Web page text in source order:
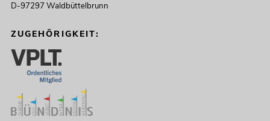
D-97297 Waldbüttelbrunn
ZUGEHÖRIGKEIT: